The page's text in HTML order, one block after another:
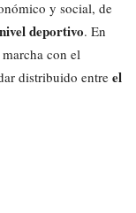
y social, de
deportivo. En
con el
distribuido entre el